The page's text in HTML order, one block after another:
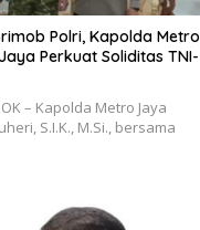
Polri, Kapolda Metro
Perkuat Soliditas TNI-
– Kapolda Metro Jaya
S.I.K., M.Si., bersama